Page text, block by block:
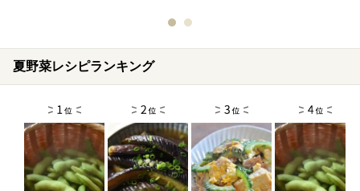
夏野菜レシピランキング